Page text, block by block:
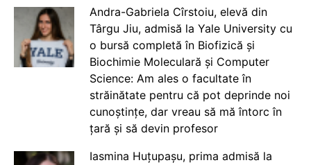
Andra-Gabriela Cîrstoiu, elevă din
Târgu Jiu, admisă la Yale University cu
o bursă completă în Biofizică și
Biochimie Moleculară și Computer
Science: Am ales o facultate în
străinătate pentru că pot deprinde noi
cunoștințe, dar vreau să mă întorc în
țară și să devin profesor
Iasmina Huțupașu, prima admisă la